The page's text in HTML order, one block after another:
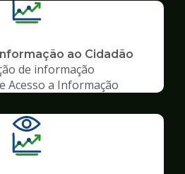
ao Cidadão
de informação
Acesso a Informação